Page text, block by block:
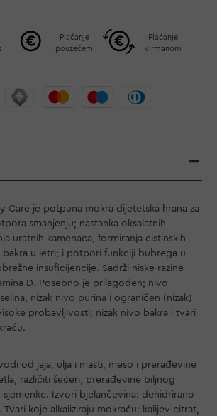
Plaćanje
pouzećem
Plaćanje
virmanom
Care je potpuna mokra dijetetska hrana za
smanjenju; nastanka oksalatnih
uratnih kamenaca, formiranja cistinskih
bakra u jetri; i potpori funkciji bubrega u
insuficijencije. Sadrži niske razine
D. Posebno je prilagođen; nivo
nizak nivo purina i ograničen (nizak)
probavljivosti; nizak nivo bakra i tvari
od jaja, ulja i masti, meso i prerađevine
različiti šećeri, prerađevine biljnog
Izvori bjelančevina: dehidrirano
Tvari koje alkaliziraju mokraću: kalijev citrat,